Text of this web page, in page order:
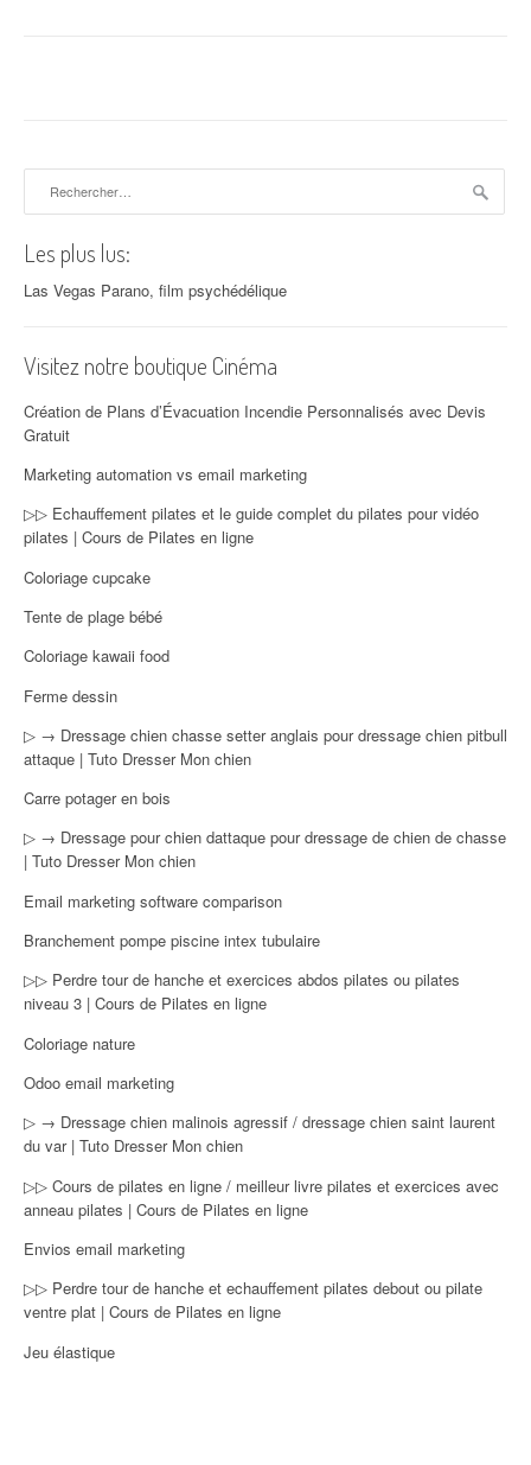
Les plus lus:
Las Vegas Parano, film psychédélique
Visitez notre boutique Cinéma
Création de Plans d’Évacuation Incendie Personnalisés avec Devis
Gratuit
Marketing automation vs email marketing
▷▷ Echauffement pilates et le guide complet du pilates pour vidéo
pilates | Cours de Pilates en ligne
Coloriage cupcake
Tente de plage bébé
Coloriage kawaii food
Ferme dessin
▷ → Dressage chien chasse setter anglais pour dressage chien pitbull
attaque | Tuto Dresser Mon chien
Carre potager en bois
▷ → Dressage pour chien dattaque pour dressage de chien de chasse
| Tuto Dresser Mon chien
Email marketing software comparison
Branchement pompe piscine intex tubulaire
▷▷ Perdre tour de hanche et exercices abdos pilates ou pilates
niveau 3 | Cours de Pilates en ligne
Coloriage nature
Odoo email marketing
▷ → Dressage chien malinois agressif / dressage chien saint laurent
du var | Tuto Dresser Mon chien
▷▷ Cours de pilates en ligne / meilleur livre pilates et exercices avec
anneau pilates | Cours de Pilates en ligne
Envios email marketing
▷▷ Perdre tour de hanche et echauffement pilates debout ou pilate
ventre plat | Cours de Pilates en ligne
Jeu élastique